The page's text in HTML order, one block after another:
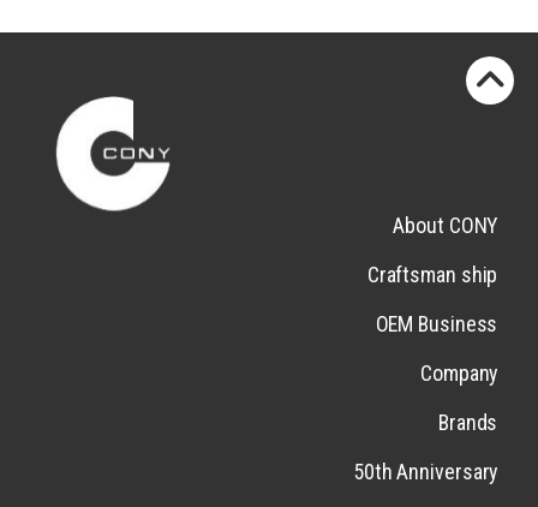
About CONY
Craftsman ship
OEM Business
Company
Brands
50th Anniversary